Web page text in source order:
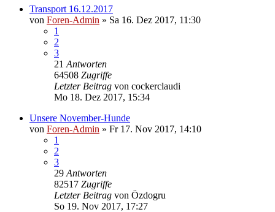
Transport 16.12.2017
von Foren-Admin » Sa 16. Dez 2017, 11:30
1
2
3
21 Antworten
64508 Zugriffe
Letzter Beitrag von cockerclaudi
Mo 18. Dez 2017, 15:34
Unsere November-Hunde
von Foren-Admin » Fr 17. Nov 2017, 14:10
1
2
3
29 Antworten
82517 Zugriffe
Letzter Beitrag von Özdogru
So 19. Nov 2017, 17:27